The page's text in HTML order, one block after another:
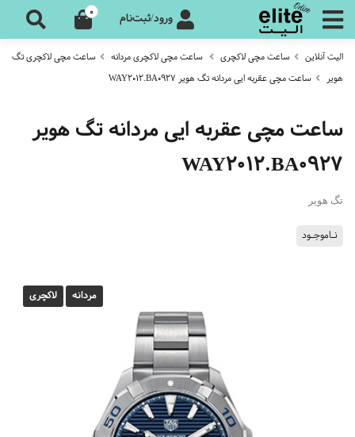
ورود/ثبت‌نام 0
الیت آنلاین ساعت مچی لاکچری ساعت مچی لاکچری مردانه
ساعت مچی لاکچری تگ
هویر
ساعت مچی عقربه ایی مردانه تگ هویر WAY2012.BA0927
ساعت مچی عقربه ایی مردانه تگ هویر
WAY2012.BA0927
تگ هویر
نـاموجـود
مردانه لاکچری